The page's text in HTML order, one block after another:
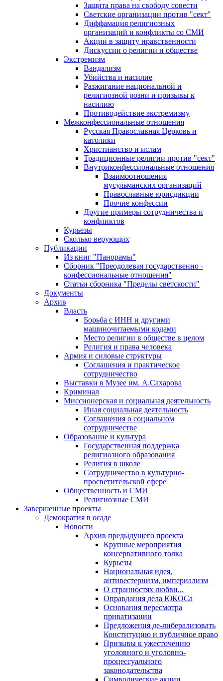
Защита права на свободу совести
Светские организации против "сект"
Диффамация религиозных
организаций и конфликты со СМИ
Акции в защиту нравственности
Дискуссии о религии и обществе
Экстремизм
Вандализм
Убийства и насилие
Разжигание национальной и
религиозной розни и призывы к
насилию
Противодействие экстремизму
Межконфессиональные отношения
Русская Православная Церковь и
католики
Христианство и ислам
Традиционные религии против "сект"
Внутриконфессиональные отношения
Взаимоотношения
мусульманских организаций
Православные юрисдикции
Прочие конфессии
Другие примеры сотрудничества и
конфликтов
Курьезы
Сколько верующих
Публикации
Из книг "Панорамы"
Сборник "Преодолевая государственно -
конфессиональные отношения"
Статьи сборника "Пределы светскости"
Документы
Архив
Власть
Борьба с ИНН и другими
машиночитаемыми кодами
Место религии в обществе в целом
Религия и права человека
Армия и силовые структуры
Соглашения и практическое
сотрудничество
Выставки в Музее им. А.Сахарова
Криминал
Миссионерская и социальная деятельность
Иная социальная деятельность
Соглашения о социальном
сотрудничестве
Образование и культура
Государственная поддержка
религиозного образования
Религия в школе
Сотрудничество в культурно-
просветительской сфере
Общественность и СМИ
Религиозные СМИ
Завершенные проекты
Демократия в осаде
Новости
Архив предыдущего проекта
Крупные мероприятия
консервативного толка
Курьезы
Национальная идея,
антивестернизм, империализм
О странностях любви...
Оправдания дела ЮКОСа
Основания пересмотра
приватизации
Предложения де-либерализовать
Конституцию и публичное право
Призывы к ужесточению
уголовного и уголовно-
процессуального
законодательства
Символические акции